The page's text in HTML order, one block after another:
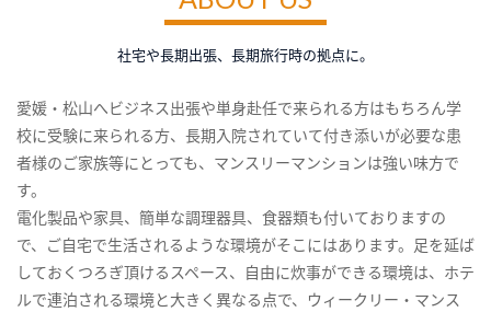
社宅や長期出張、長期旅行時の拠点に。
愛媛・松山へビジネス出張や単身赴任で来られる方はもちろん学
校に受験に来られる方、長期入院されていて付き添いが必要な患
者様のご家族等にとっても、マンスリーマンションは強い味方で
す。
電化製品や家具、簡単な調理器具、食器類も付いておりますの
で、ご自宅で生活されるような環境がそこにはあります。足を延ば
しておくつろぎ頂けるスペース、自由に炊事ができる環境は、ホテ
ルで連泊される環境と大きく異なる点で、ウィークリー・マンス